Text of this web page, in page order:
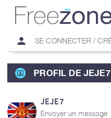
person SE CONNECTER /
PROFIL DE JEJE7
JEJE7
Envoyer un message